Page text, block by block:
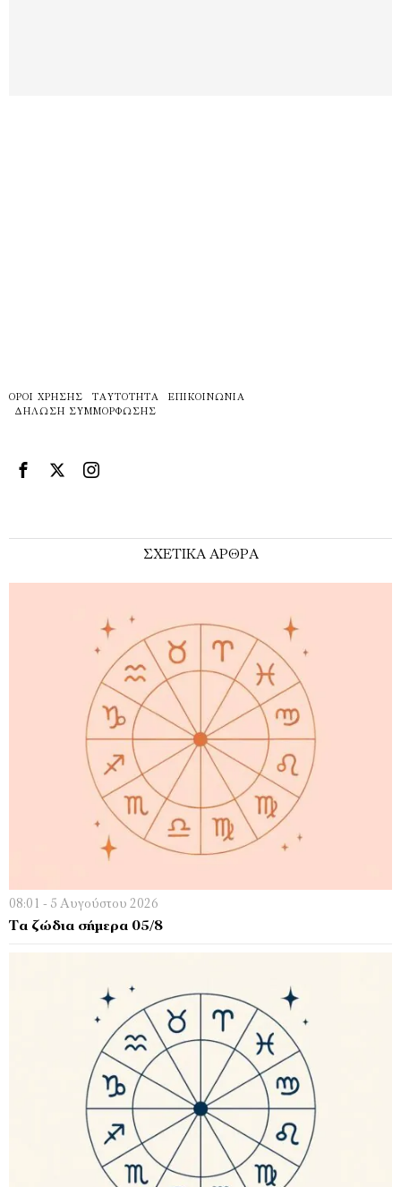
ΌΡΟΙ ΧΡΉΣΗΣ ΤΑΥΤΌΤΗΤΑ
ΕΠΙΚΟΙΝΩΝΊΑ
ΔΉΛΩΣΗ ΣΥΜΜΌΡΦΩΣΗΣ
ΣΧΕΤΙΚΑ ΑΡΘΡΑ
08:01 - 5 Αυγούστου 2026
Τα ζώδια σήμερα 05/8